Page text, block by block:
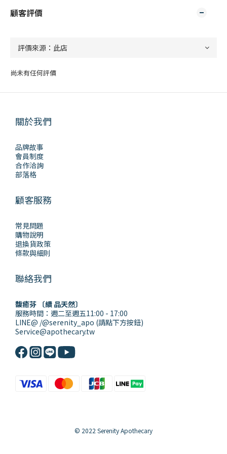
顧客評價
尚未有任何評價
關於我們
品牌故事
會員制度
合作洽詢
部落格
顧客服務
常見問題
購物說明
退換貨政策
條款與細則
聯絡我們
馥癒芬 〔續 品天然〕
服務時間：週二至週五11:00 - 17:00
LINE@ /@serenity_apo (請點下方按鈕)
Service@apothecary.tw
© 2022 Serenity Apothecary